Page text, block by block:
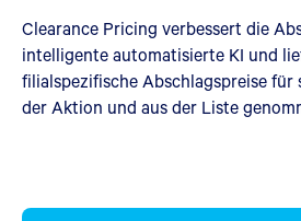
Clearance Pricing verbessert die
intelligente automatisierte KI und
filialspezifische Abschlagspreise für
der Aktion und aus der Liste